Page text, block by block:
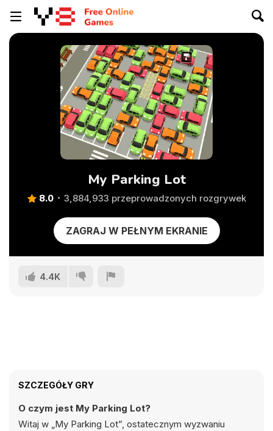
My Parking Lot
8.0 3,884,933 przeprowadzonych rozgrywek
ZAGRAJ W PEŁNYM EKRANIE
4.4K
SZCZEGÓŁY GRY
O czym jest My Parking Lot?
Witaj w „My Parking Lot”, ostatecznym wyzwaniu